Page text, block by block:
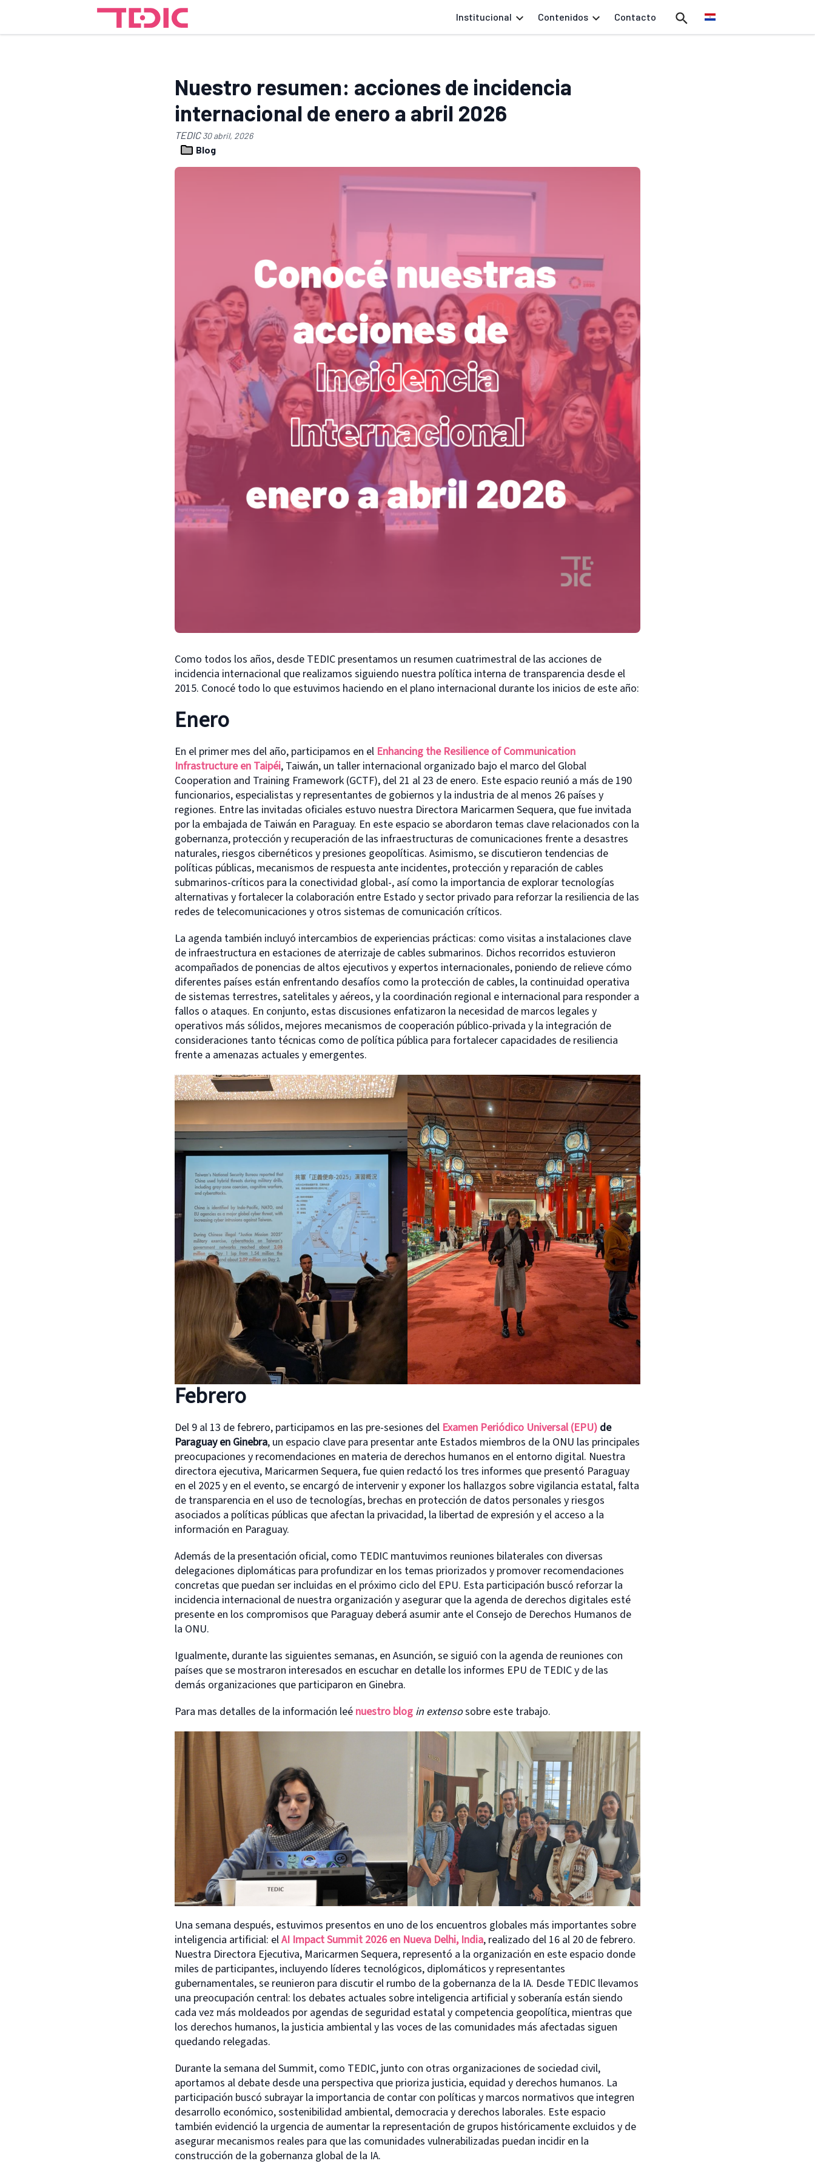
Institucional Contenidos Contacto
Nuestro resumen: acciones de incidencia
internacional de enero a abril 2026
TEDIC30 abril, 2026
Blog
Como todos los años, desde TEDIC presentamos un resumen cuatrimestral de las acciones de
incidencia internacional que realizamos siguiendo nuestra política interna de transparencia desde el
2015. Conocé todo lo que estuvimos haciendo en el plano internacional durante los inicios de este año:
Enero
En el primer mes del año, participamos en el Enhancing the Resilience of Communication
Infrastructure en Taipéi, Taiwán, un taller internacional organizado bajo el marco del Global
Cooperation and Training Framework (GCTF), del 21 al 23 de enero. Este espacio reunió a más de 190
funcionarios, especialistas y representantes de gobiernos y la industria de al menos 26 países y
regiones. Entre las invitadas oficiales estuvo nuestra Directora Maricarmen Sequera, que fue invitada
por la embajada de Taiwán en Paraguay. En este espacio se abordaron temas clave relacionados con la
gobernanza, protección y recuperación de las infraestructuras de comunicaciones frente a desastres
naturales, riesgos cibernéticos y presiones geopolíticas. Asimismo, se discutieron tendencias de
políticas públicas, mecanismos de respuesta ante incidentes, protección y reparación de cables
submarinos-críticos para la conectividad global-, así como la importancia de explorar tecnologías
alternativas y fortalecer la colaboración entre Estado y sector privado para reforzar la resiliencia de las
redes de telecomunicaciones y otros sistemas de comunicación críticos.
La agenda también incluyó intercambios de experiencias prácticas: como visitas a instalaciones clave
de infraestructura en estaciones de aterrizaje de cables submarinos. Dichos recorridos estuvieron
acompañados de ponencias de altos ejecutivos y expertos internacionales, poniendo de relieve cómo
diferentes países están enfrentando desafíos como la protección de cables, la continuidad operativa
de sistemas terrestres, satelitales y aéreos, y la coordinación regional e internacional para responder a
fallos o ataques. En conjunto, estas discusiones enfatizaron la necesidad de marcos legales y
operativos más sólidos, mejores mecanismos de cooperación público-privada y la integración de
consideraciones tanto técnicas como de política pública para fortalecer capacidades de resiliencia
frente a amenazas actuales y emergentes.
Febrero
Del 9 al 13 de febrero, participamos en las pre-sesiones del Examen Periódico Universal (EPU) de
Paraguay en Ginebra, un espacio clave para presentar ante Estados miembros de la ONU las principales
preocupaciones y recomendaciones en materia de derechos humanos en el entorno digital. Nuestra
directora ejecutiva, Maricarmen Sequera, fue quien redactó los tres informes que presentó Paraguay
en el 2025 y en el evento, se encargó de intervenir y exponer los hallazgos sobre vigilancia estatal, falta
de transparencia en el uso de tecnologías, brechas en protección de datos personales y riesgos
asociados a políticas públicas que afectan la privacidad, la libertad de expresión y el acceso a la
información en Paraguay.
Además de la presentación oficial, como TEDIC mantuvimos reuniones bilaterales con diversas
delegaciones diplomáticas para profundizar en los temas priorizados y promover recomendaciones
concretas que puedan ser incluidas en el próximo ciclo del EPU. Esta participación buscó reforzar la
incidencia internacional de nuestra organización y asegurar que la agenda de derechos digitales esté
presente en los compromisos que Paraguay deberá asumir ante el Consejo de Derechos Humanos de
la ONU.
Igualmente, durante las siguientes semanas, en Asunción, se siguió con la agenda de reuniones con
países que se mostraron interesados en escuchar en detalle los informes EPU de TEDIC y de las
demás organizaciones que participaron en Ginebra.
Para mas detalles de la información leé nuestro blog in extensosobre este trabajo.
Una semana después, estuvimos presentos en uno de los encuentros globales más importantes sobre
inteligencia artificial: elAI Impact Summit 2026 en Nueva Delhi, India, realizado del 16 al 20 de febrero.
Nuestra Directora Ejecutiva, Maricarmen Sequera, representó a la organización en este espacio donde
miles de participantes, incluyendo líderes tecnológicos, diplomáticos y representantes
gubernamentales, se reunieron para discutir el rumbo de la gobernanza de la IA. Desde TEDIC llevamos
una preocupación central: los debates actuales sobre inteligencia artificial y soberanía están siendo
cada vez más moldeados por agendas de seguridad estatal y competencia geopolítica, mientras que
los derechos humanos, la justicia ambiental y las voces de las comunidades más afectadas siguen
quedando relegadas.
Durante la semana del Summit, como TEDIC, junto con otras organizaciones de sociedad civil,
aportamos al debate desde una perspectiva que prioriza justicia, equidad y derechos humanos. La
participación buscó subrayar la importancia de contar con políticas y marcos normativos que integren
desarrollo económico, sostenibilidad ambiental, democracia y derechos laborales. Este espacio
también evidenció la urgencia de aumentar la representación de grupos históricamente excluidos y de
asegurar mecanismos reales para que las comunidades vulnerabilizadas puedan incidir en la
construcción de la gobernanza global de la IA.